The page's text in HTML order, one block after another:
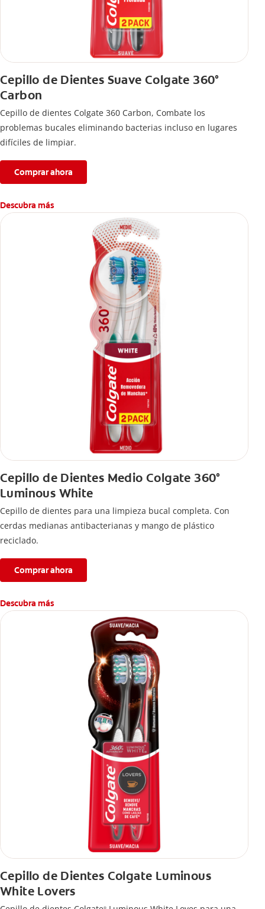
Cepillo de Dientes Suave Colgate 360°
Carbon
Cepillo de dientes Colgate 360 ​​Carbon, Combate los
problemas bucales eliminando bacterias incluso en lugares
difíciles de limpiar.
Comprar ahora
Descubra más
Cepillo de Dientes Medio Colgate 360°
Luminous White
Cepillo de dientes para una limpieza bucal completa. Con
cerdas medianas antibacterianas y mango de plástico
reciclado.
Comprar ahora
Descubra más
Cepillo de Dientes Colgate Luminous
White Lovers
®